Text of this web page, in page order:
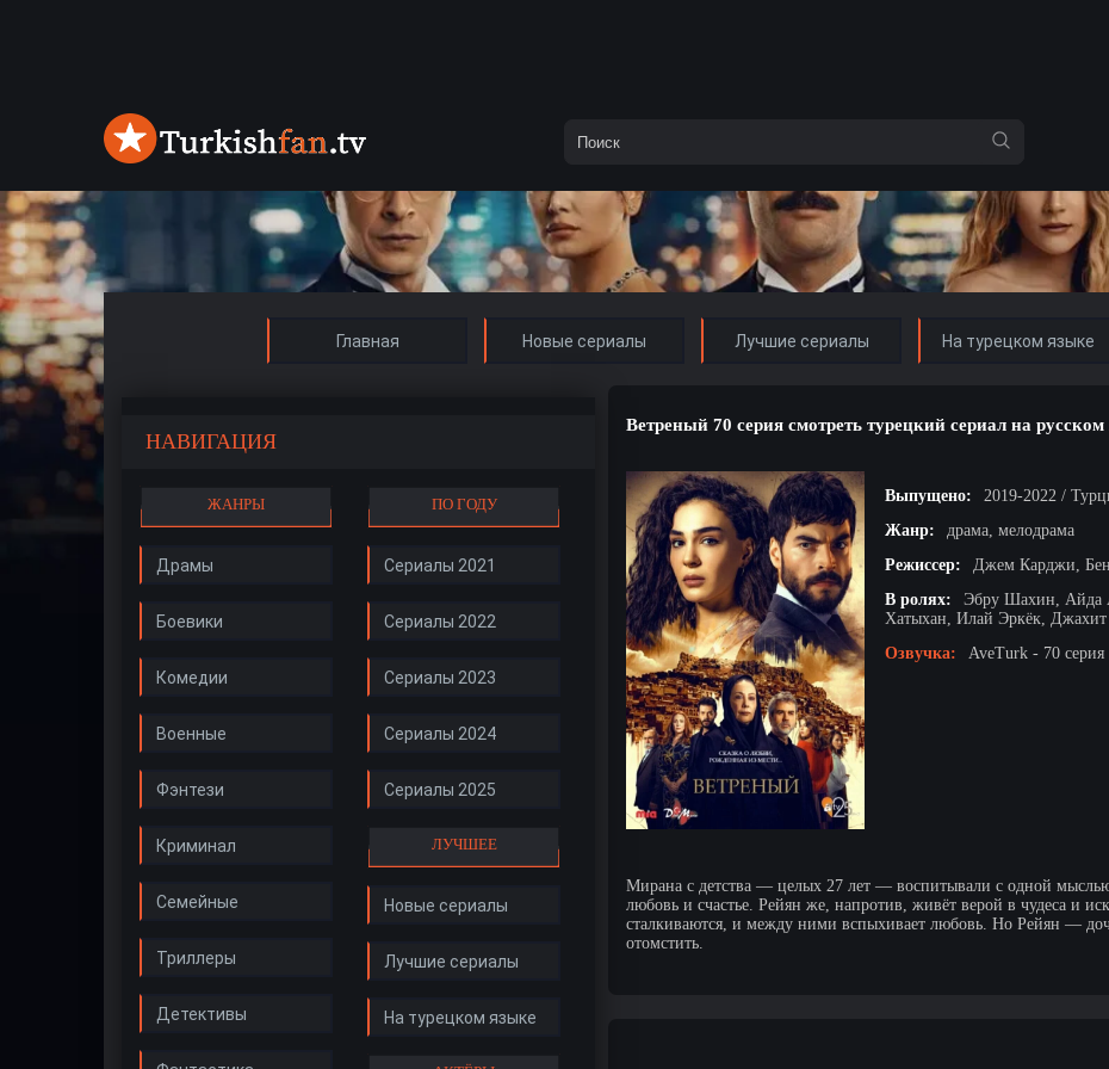
Главная Новые сериалы Лучшие сериалы На турецком языке
НАВИГАЦИЯ
ЖАНРЫ
Драмы
Боевики
Комедии
Военные
Фэнтези
Криминал
Семейные
Триллеры
Детективы
ПО ГОДУ
Сериалы 2021
Сериалы 2022
Сериалы 2023
Сериалы 2024
Сериалы 2025
ЛУЧШЕЕ
Новые сериалы
Лучшие сериалы
На турецком языке
Ветреный 70 серия смотреть турецкий сериал на
Выпущено:
2019-2022 /
Жанр:
драма, мелодрама
Режиссер:
Джем Карджи,
В ролях:
Эбру Шахин, Айда
Хатыхан, Илай Эркёк, Джахит
Озвучка:
AveTurk - 70 серия
Мирана с детства — целых 27 лет — воспитывали с одной мыслью
любовь и счастье. Рейян же, напротив, живёт верой в чудеса и
сталкиваются, и между ними вспыхивает любовь. Но Рейян —
отомстить.